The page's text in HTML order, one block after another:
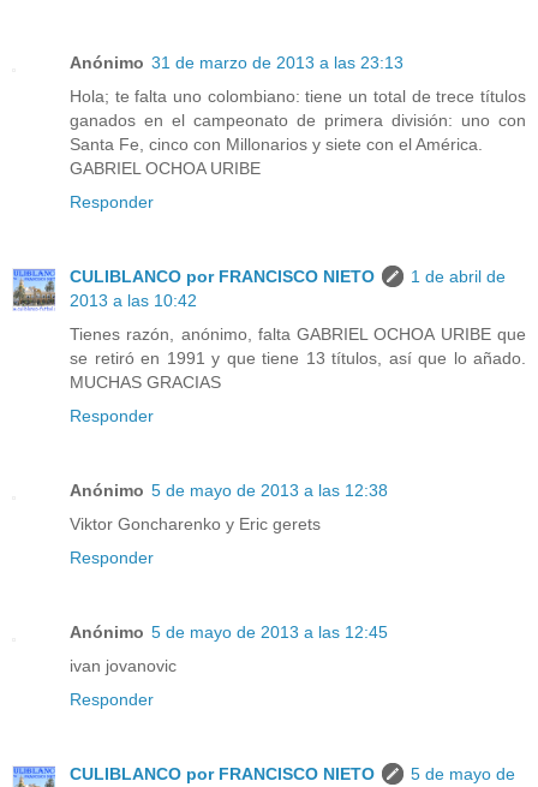
Anónimo 31 de marzo de 2013 a las 23:13
Hola; te falta uno colombiano: tiene un total de trece títulos
ganados en el campeonato de primera división: uno con
Santa Fe, cinco con Millonarios y siete con el América.
GABRIEL OCHOA URIBE
Responder
CULIBLANCO por FRANCISCO NIETO
1 de abril de
2013 a las 10:42
Tienes razón, anónimo, falta GABRIEL OCHOA URIBE que
se retiró en 1991 y que tiene 13 títulos, así que lo añado.
MUCHAS GRACIAS
Responder
Anónimo 5 de mayo de 2013 a las 12:38
Viktor Goncharenko y Eric gerets
Responder
Anónimo 5 de mayo de 2013 a las 12:45
ivan jovanovic
Responder
CULIBLANCO por FRANCISCO NIETO
5 de mayo de